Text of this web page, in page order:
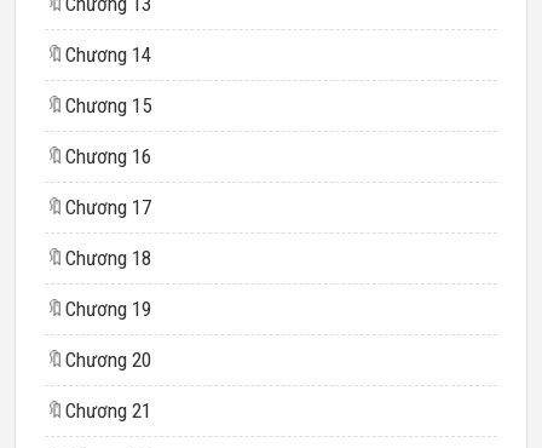
🔖 Chương 14
🔖 Chương 15
🔖 Chương 16
🔖 Chương 17
🔖 Chương 18
🔖 Chương 19
🔖 Chương 20
🔖 Chương 21